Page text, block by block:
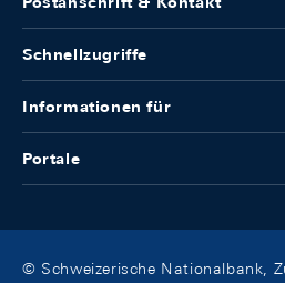
Schnellzugriffe
Informationen für
Portale
© Schweizerische Nationalbank,